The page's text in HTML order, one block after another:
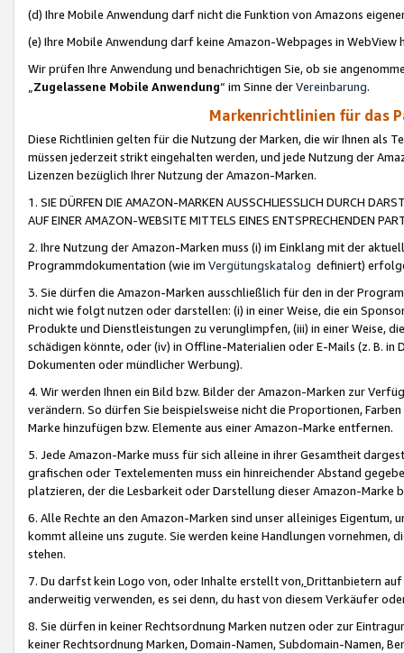
(d) Ihre Mobile Anwendung darf nicht die Funktion von Amazons
(e) Ihre Mobile Anwendung darf keine Amazon-Webpages in WebView
Wir prüfen Ihre Anwendung und benachrichtigen Sie, ob sie
„Zugelassene Mobile Anwendung“ im Sinne derVereinbarung.
Markenrichtlinien für das
Diese Richtlinien gelten für die Nutzung der Marken, die wir Ihnen als
müssen jederzeit strikt eingehalten werden, und jede Nutzung der
Lizenzen bezüglich Ihrer Nutzung der Amazon-Marken.
1. SIE DÜRFEN DIE AMAZON-MARKEN AUSSCHLIESSLICH DURCH
AUF EINER AMAZON-WEBSITE MITTELS EINES ENTSPRECHENDEN
2. Ihre Nutzung der Amazon-Marken muss (i) im Einklang mit der
Programmdokumentation (wie im Vergütungskatalog definiert)
3. Sie dürfen die Amazon-Marken ausschließlich für den in der
nicht wie folgt nutzen oder darstellen: (i) in einer Weise, die ein
Produkte und Dienstleistungen zu verunglimpfen, (iii) in einer Weise,
schädigen könnte, oder (iv) in Offline-Materialien oder E-Mails (z. B. in
Dokumenten oder mündlicher Werbung).
4. Wir werden Ihnen ein Bild bzw. Bilder der Amazon-Marken zur
verändern. So dürfen Sie beispielsweise nicht die Proportionen,
Marke hinzufügen bzw. Elemente aus einer Amazon-Marke entfernen.
5. Jede Amazon-Marke muss für sich alleine in ihrer Gesamtheit
grafischen oder Textelementen muss ein hinreichender Abstand
platzieren, der die Lesbarkeit oder Darstellung dieser Amazon-Marke
6. Alle Rechte an den Amazon-Marken sind unser alleiniges
kommt alleine uns zugute. Sie werden keine Handlungen vornehmen,
stehen.
7. Du darfst kein Logo von, oder Inhalte erstellt von,Drittanbietern auf
anderweitig verwenden, es sei denn, du hast von diesem Verkäufer
8. Sie dürfen in keiner Rechtsordnung Marken nutzen oder zur
keiner Rechtsordnung Marken, Domain-Namen, Subdomain-Namen,